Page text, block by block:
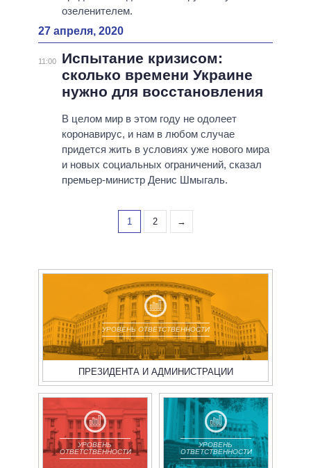
озеленителем.
27 апреля, 2020
11:00
Испытание кризисом:
сколько времени Украине
нужно для восстановления
В целом мир в этом году не одолеет
коронавирус, и нам в любом случае
придется жить в условиях уже нового мира
и новых социальных ограничений, сказал
премьер-министр Денис Шмыгаль.
1 2 →
УРОВЕНЬ ОТВЕТСТВЕННОСТИ
ПРЕЗИДЕНТА И АДМИНИСТРАЦИИ
УРОВЕНЬ
ОТВЕТСТВЕННОСТИ
УРОВЕНЬ
ОТВЕТСТВЕННОСТИ